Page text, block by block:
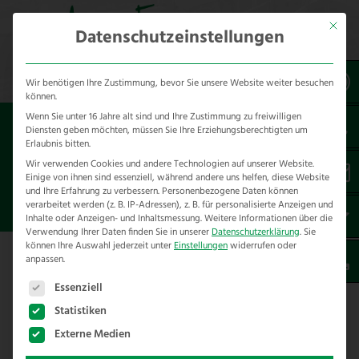
Sie sind hier:Referenzen
*produkt
*Elektrozäune
TENNESSEE PADDOCKZAUN
SCHLOSS HOLTE
Tennessee Paddockzaun in Schloss
Holte
Der alte Paddockzaun um den großen
Mit
Datenschutzeinstellungen
Wir benötigen Ihre Zustimmung, bevor Sie unsere Website weiter besuchen
können.
Wenn Sie unter 16 Jahre alt sind und Ihre Zustimmung zu freiwilligen
Diensten geben möchten, müssen Sie Ihre Erziehungsberechtigten um
Erlaubnis bitten.
Wir verwenden Cookies und andere Technologien auf unserer Website.
Einige von ihnen sind essenziell, während andere uns helfen, diese Website
und Ihre Erfahrung zu verbessern. Personenbezogene Daten können
verarbeitet werden (z. B. IP-Adressen), z. B. für personalisierte Anzeigen und
Inhalte oder Anzeigen- und Inhaltsmessung.Weitere Informationen über die
Verwendung Ihrer Daten finden Sie in unsererDatenschutzerklärung. Sie
können Ihre Auswahl jederzeit unterEinstellungenwiderrufen oder
anpassen.
Es folgt eine Liste der Service-Gruppen, für die eine
Essenziell
Statistiken
Externe Medien